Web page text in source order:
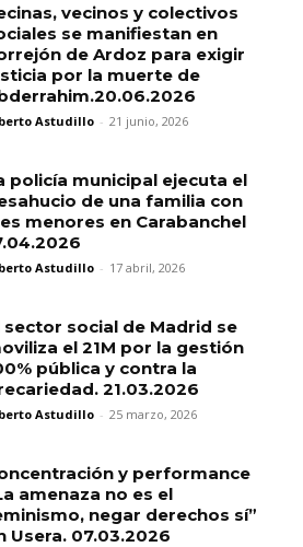
vecinos y colectivos
se manifiestan en
de Ardoz para exigir
por la muerte de
Astudillo - 21 junio, 2026
policía municipal ejecuta el
de una familia con
menores en Carabanchel
Astudillo - 17 abril, 2026
sector social de Madrid se
el 21M por la gestión
pública y contra la
21.03.2026
Astudillo - 25 marzo, 2026
y performance
amenaza no es el
negar derechos sí”
Usera. 07.03.2026